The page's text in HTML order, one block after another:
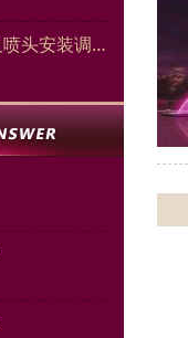
聊聊音乐喷泉设备常用喷头种类以及喷头安装调试规范